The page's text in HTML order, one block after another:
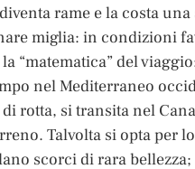
rame e la costa
miglia: in condizioni
“matematica” del
nel Mediterraneo
rotta, si transita nel
Talvolta si opta per
scorci di rara